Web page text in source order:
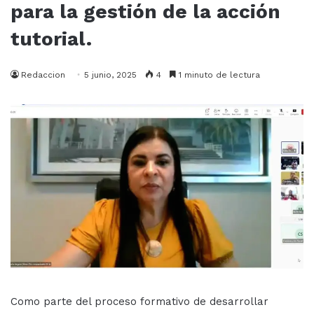
para la gestión de la acción
tutorial.
Redaccion 5 junio, 2025 4 1 minuto de lectura
Como parte del proceso formativo de desarrollar